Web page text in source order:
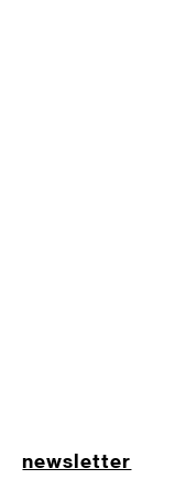
newsletter